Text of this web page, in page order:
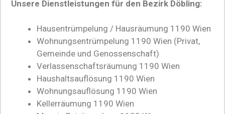
Unsere Dienstleistungen für den Bezirk Döbling:
Hausentrümpelung / Hausräumung 1190 Wien
Wohnungsentrümpelung 1190 Wien (Privat,
Gemeinde und Genossenschaft)
Verlassenschaftsräumung 1190 Wien
Haushaltsauflösung 1190 Wien
Wohnungsauflösung 1190 Wien
Kellerräumung 1190 Wien